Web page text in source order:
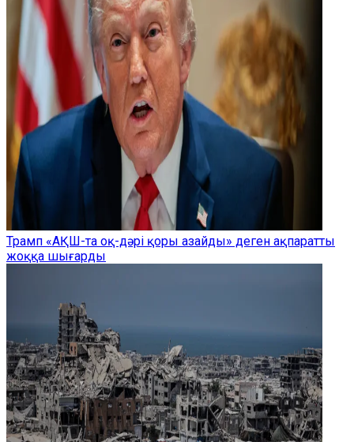
Трамп «АҚШ-та оқ-дәрі қоры азайды» деген ақпаратты
жоққа шығарды